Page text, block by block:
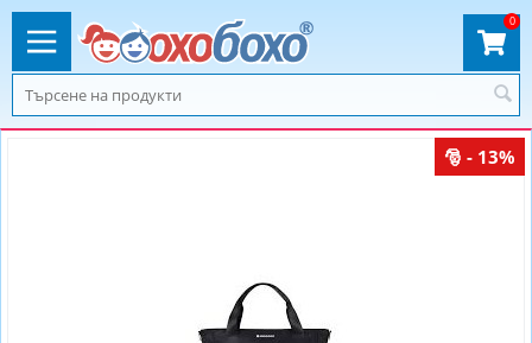
0
- 13%